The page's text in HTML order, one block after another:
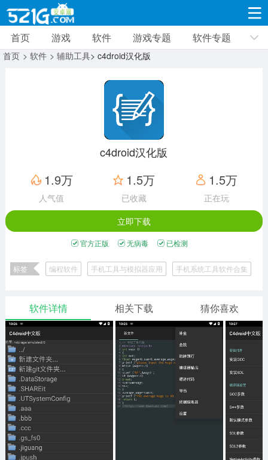
游戏 软件 游戏专题 软件专题 新闻资讯
8691款应用
动作闯关
12960款应用
赛车竞速
3628款应用
卡牌对战
2051款应用
体育运动
1277款应用
手游辅助
1958款应用
二次元
模拟经营
传奇手游
仙侠手游
485款应用
手赚网赚
446款应用
绝地求生
34款应用
三国游戏
3931款应用
我的世界
69款应用
像素游戏
700款应用
981款应用
pc游戏
3443款应用
首页 游戏 软件 游戏专题 软件专题
首页 > 软件 > 辅助工具> c4droid汉化版
c4droid汉化版
1.9万
人气值
1.5万
已收藏
1.5万
正在玩
立即下载
官方正版 无病毒 已检测
标签 编程软件 手机工具与模拟器应用 手机系统工具软件合集
软件详情 相关下载 猜你喜欢